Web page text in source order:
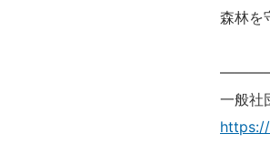
森林を
一般社